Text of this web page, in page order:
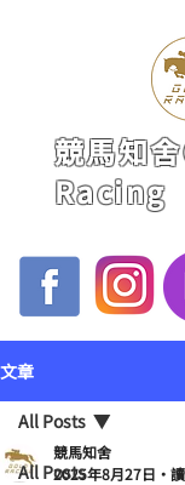
競馬知
Racing
文章
All Posts
All Posts
競馬知舍
2025年8月27日